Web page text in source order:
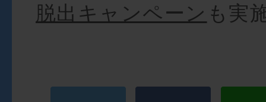
脱出キャンペーン も実